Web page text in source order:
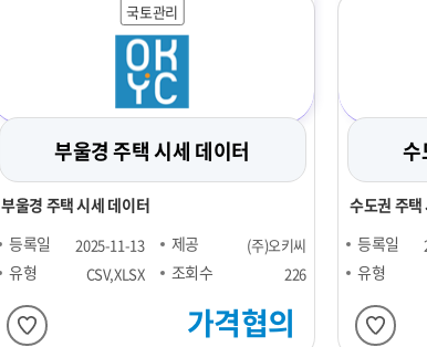
국토관리
부울경 주택 시세 데이터
부울경 주택 시세 데이터
등록일
2025-11-13 제공 (주)오키씨
유형 CSV,XLSX 조회수 226
가격협의
수
수도권 주택
등록일
유형